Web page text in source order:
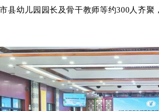
县幼儿园园长及骨干教师等约300人齐聚